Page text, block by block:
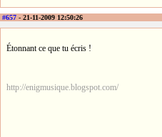
#657 - 21-11-2009 12:50:26
Étonnant ce que tu écris !
http://enigmusique.blogspot.com/